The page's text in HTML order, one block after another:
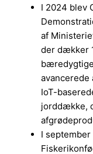
I 2024 blev
af
der dækker
avancerede
IoT-
jorddække,
I